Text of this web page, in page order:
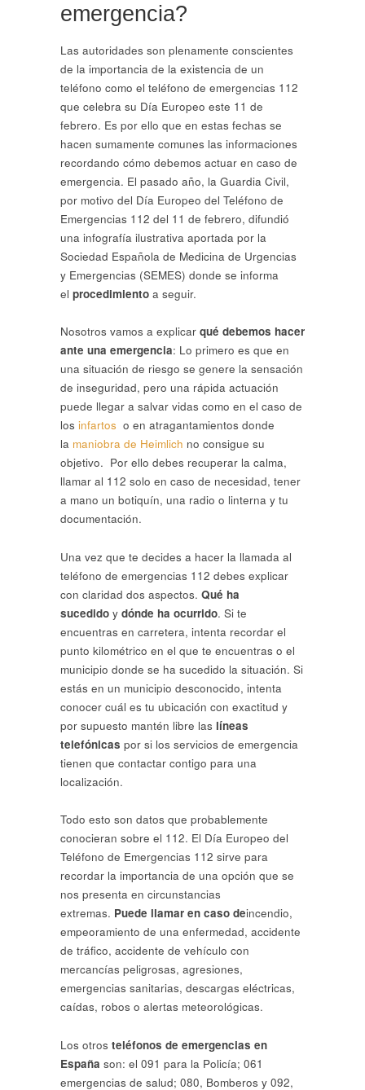
emergencia?
Las autoridades son plenamente conscientes
de la importancia de la existencia de un
teléfono como el teléfono de emergencias 112
que celebra su Día Europeo este 11 de
febrero. Es por ello que en estas fechas se
hacen sumamente comunes las informaciones
recordando cómo debemos actuar en caso de
emergencia. El pasado año, la Guardia Civil,
por motivo del Día Europeo del Teléfono de
Emergencias 112 del 11 de febrero, difundió
una infografía ilustrativa aportada por la
Sociedad Española de Medicina de Urgencias
y Emergencias (SEMES) donde se informa
el procedimiento a seguir.
Nosotros vamos a explicar qué debemos hacer
ante una emergencia: Lo primero es que en
una situación de riesgo se genere la sensación
de inseguridad, pero una rápida actuación
puede llegar a salvar vidas como en el caso de
los infartos o en atragantamientos donde
la maniobra de Heimlich no consigue su
objetivo. Por ello debes recuperar la calma,
llamar al 112 solo en caso de necesidad, tener
a mano un botiquín, una radio o linterna y tu
documentación.
Una vez que te decides a hacer la llamada al
teléfono de emergencias 112 debes explicar
con claridad dos aspectos. Qué ha
sucedido y dónde ha ocurrido. Si te
encuentras en carretera, intenta recordar el
punto kilométrico en el que te encuentras o el
municipio donde se ha sucedido la situación. Si
estás en un municipio desconocido, intenta
conocer cuál es tu ubicación con exactitud y
por supuesto mantén libre las líneas
telefónicas por si los servicios de emergencia
tienen que contactar contigo para una
localización.
Todo esto son datos que probablemente
conocieran sobre el 112. El Día Europeo del
Teléfono de Emergencias 112 sirve para
recordar la importancia de una opción que se
nos presenta en circunstancias
extremas. Puede llamar en caso deincendio,
empeoramiento de una enfermedad, accidente
de tráfico, accidente de vehículo con
mercancías peligrosas, agresiones,
emergencias sanitarias, descargas eléctricas,
caídas, robos o alertas meteorológicas.
Los otros teléfonos de emergencias en
España son: el 091 para la Policía; 061
emergencias de salud; 080, Bomberos y 092,